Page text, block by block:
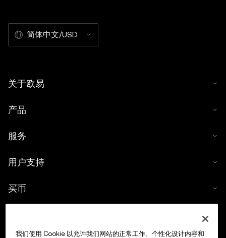
简体中文/USD
关于欧易
产品
服务
用户支持
买币
我们使用 Cookie 以允许我们网站的正常工作、个性化设计内容和